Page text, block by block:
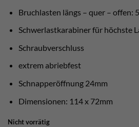
Bruchlasten längs – quer – offen:
Schwerlastkarabiner für höchste
Schraubverschluss
extrem abriebfest
Schnapperöffnung 24mm
Dimensionen: 114 x 72mm
Nicht vorrätig